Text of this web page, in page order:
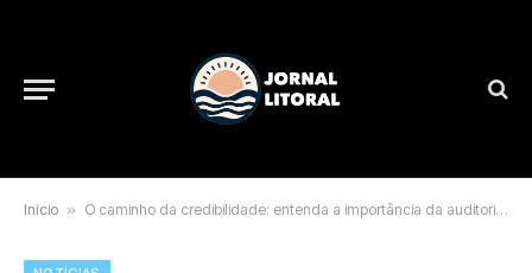
Início » O caminho da credibilidade: entenda a importância da auditoria financeira na recuperação judicial